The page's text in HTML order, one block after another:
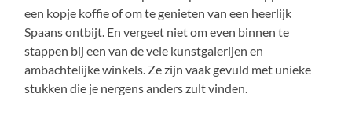
een kopje koffie of om te genieten van een heerlijk
Spaans ontbijt. En vergeet niet om even binnen te
stappen bij een van de vele kunstgalerijen en
ambachtelijke winkels. Ze zijn vaak gevuld met unieke
stukken die je nergens anders zult vinden.